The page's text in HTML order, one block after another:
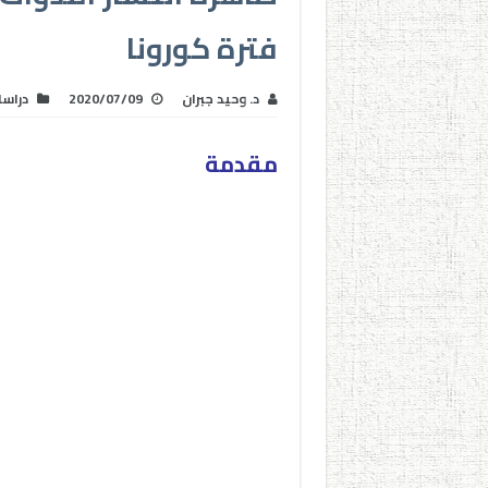
فترة كورونا
د. وحيد جبران 2020/07/09
مقدمة